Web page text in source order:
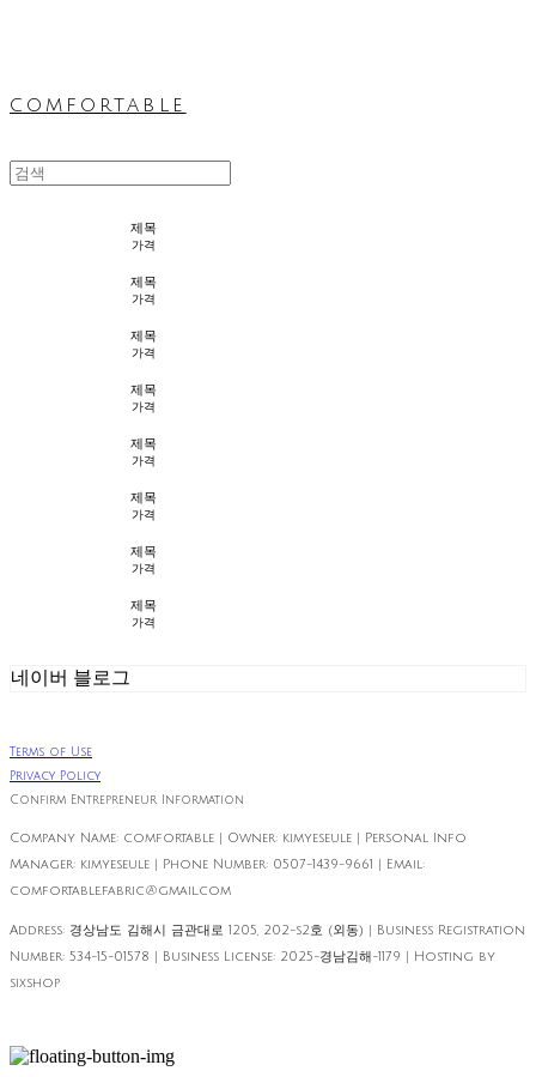
comfortable
제목
가격
제목
가격
제목
가격
제목
가격
제목
가격
제목
가격
제목
가격
제목
가격
네이버 블로그
Terms of Use
Privacy Policy
Confirm Entrepreneur Information
Company Name: comfortable | Owner: kimyeseule | Personal Info
Manager: kimyeseule | Phone Number: 0507-1439-9661 | Email:
comfortable.fabric@gmail.com
Address: 경상남도 김해시 금관대로 1205, 202-s2호 (외동) | Business Registration
Number: 534-15-01578 | Business License: 2025-경남김해-1179 | Hosting by
sixshop